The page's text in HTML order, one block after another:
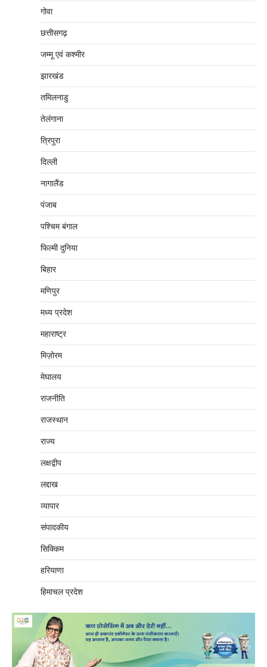
गोवा
छत्तीसगढ़
जम्‍मू एवं कश्‍मीर
झारखंड
तमिलनाडु
तेलंगाना
त्रिपुरा
दिल्‍ली
नागालैंड
पंजाब
पश्चिम बंगाल
फिल्मी दुनिया
बिहार
मणिपुर
मध्‍य प्रदेश
महाराष्‍ट्र
मिज़ोरम
मेघालय
राजनीति
राजस्थान
राज्य
लक्षद्वीप
लद्दाख
व्यापार
संपादकीय
सिक्किम
हरियाणा
हिमाचल प्रदेश